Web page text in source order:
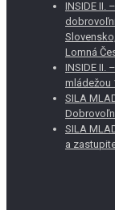
INSIDE II.
Lomná
INSIDE II.
mládežou
SILA
SILA
a